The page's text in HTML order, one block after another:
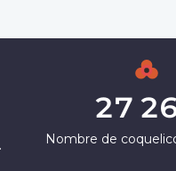
27
Nombre de